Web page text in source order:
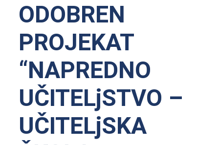
ODOBREN
PROJEKAT
“NAPREDNO
UČITELjSTVO –
UČITELjSKA